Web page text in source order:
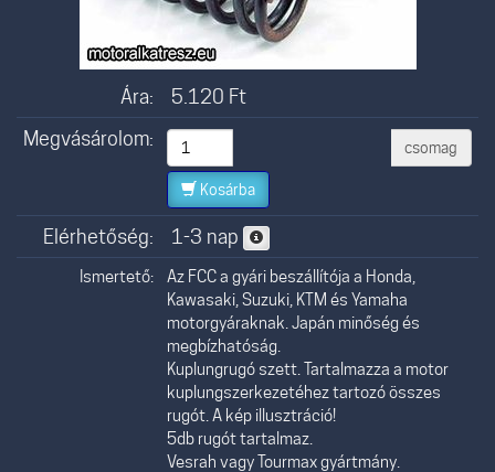
Ára: 5.120 Ft
Megvásárolom:
csomag
Kosárba
Elérhetőség: 1-3 nap
Ismertető:
Az FCC a gyári beszállítója a Honda,
Kawasaki, Suzuki, KTM és Yamaha
motorgyáraknak. Japán minőség és
megbízhatóság.
Kuplungrugó szett. Tartalmazza a motor
kuplungszerkezetéhez tartozó összes
rugót. A kép illusztráció!
5db rugót tartalmaz.
Vesrah vagy Tourmax gyártmány.